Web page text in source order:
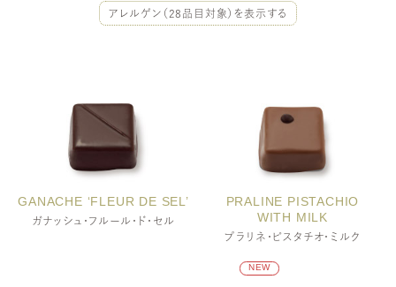
アレルゲン（28品目対象）を表示する
GANACHE ‘FLEUR DE SEL’
ガナッシュ・フルール・ド・セル
PRALINE PISTACHIO
WITH MILK
プラリネ・ピスタチオ・ミルク
乳成分・アーモンド
NEW